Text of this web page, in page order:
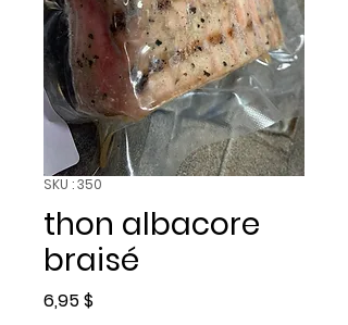
SKU : 350
thon albacore
braisé
6,95 $